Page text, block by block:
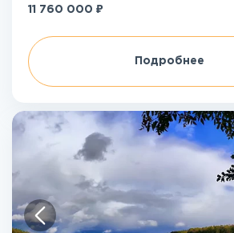
11 760 000 ₽
Подробнее